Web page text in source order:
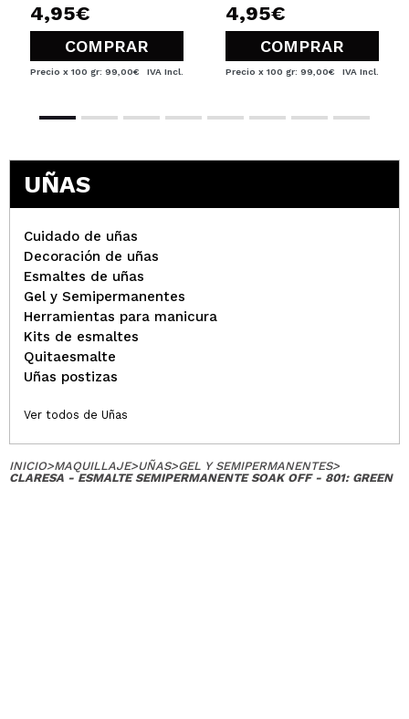
4,95€
COMPRAR
Precio x 100 gr: 99,00€ IVA Incl.
4,95€
COMPRAR
Precio x 100 gr: 99,00€ IVA Incl.
UÑAS
Cuidado de uñas
Decoración de uñas
Esmaltes de uñas
Gel y Semipermanentes
Herramientas para manicura
Kits de esmaltes
Quitaesmalte
Uñas postizas
Ver todos de Uñas
INICIO>MAQUILLAJE>UÑAS>GEL Y SEMIPERMANENTES>
CLARESA - ESMALTE SEMIPERMANENTE SOAK OFF - 801: GREEN